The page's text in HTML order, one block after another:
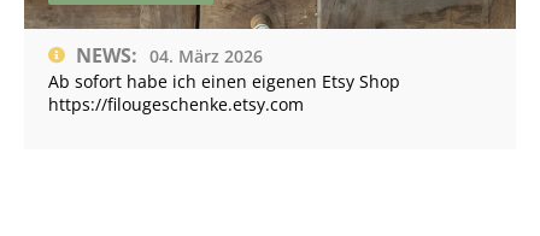
NEWS: 04. März 2026
Ab sofort habe ich einen eigenen Etsy Shop
https://filougeschenke.etsy.com